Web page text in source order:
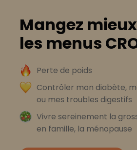
Mangez
les menus
Perte de poids
Contrôler mon diabète,
ou mes troubles digestifs
Vivre sereinement la
en famille, la ménopause